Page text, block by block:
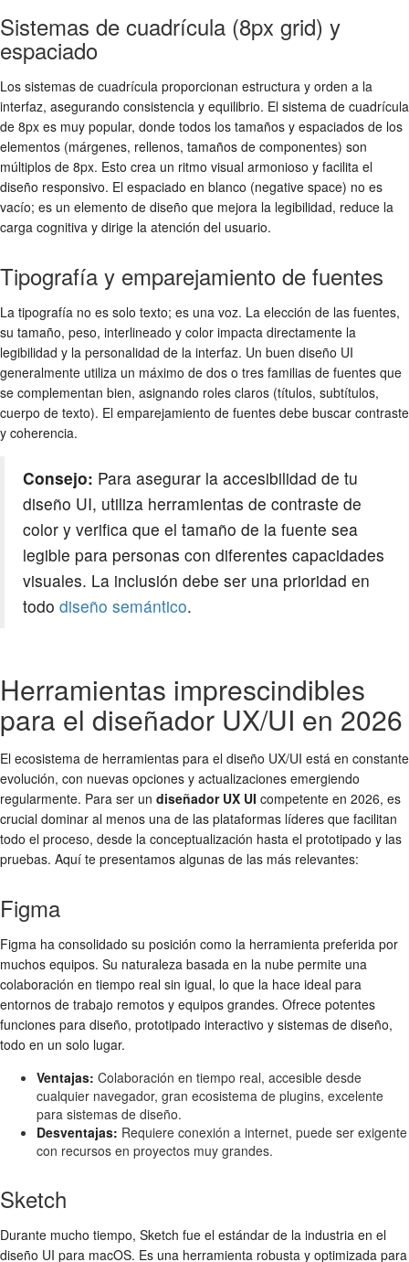
Sistemas de cuadrícula (8px grid) y
espaciado
Los sistemas de cuadrícula proporcionan estructura y orden a la
interfaz, asegurando consistencia y equilibrio. El sistema de cuadrícula
de 8px es muy popular, donde todos los tamaños y espaciados de los
elementos (márgenes, rellenos, tamaños de componentes) son
múltiplos de 8px. Esto crea un ritmo visual armonioso y facilita el
diseño responsivo. El espaciado en blanco (negative space) no es
vacío; es un elemento de diseño que mejora la legibilidad, reduce la
carga cognitiva y dirige la atención del usuario.
Tipografía y emparejamiento de fuentes
La tipografía no es solo texto; es una voz. La elección de las fuentes,
su tamaño, peso, interlineado y color impacta directamente la
legibilidad y la personalidad de la interfaz. Un buen diseño UI
generalmente utiliza un máximo de dos o tres familias de fuentes que
se complementan bien, asignando roles claros (títulos, subtítulos,
cuerpo de texto). El emparejamiento de fuentes debe buscar contraste
y coherencia.
Consejo: Para asegurar la accesibilidad de tu
diseño UI, utiliza herramientas de contraste de
color y verifica que el tamaño de la fuente sea
legible para personas con diferentes capacidades
visuales. La inclusión debe ser una prioridad en
todo diseño semántico.
Herramientas imprescindibles
para el diseñador UX/UI en 2026
El ecosistema de herramientas para el diseño UX/UI está en constante
evolución, con nuevas opciones y actualizaciones emergiendo
regularmente. Para ser un diseñador UX UI competente en 2026, es
crucial dominar al menos una de las plataformas líderes que facilitan
todo el proceso, desde la conceptualización hasta el prototipado y las
pruebas. Aquí te presentamos algunas de las más relevantes:
Figma
Figma ha consolidado su posición como la herramienta preferida por
muchos equipos. Su naturaleza basada en la nube permite una
colaboración en tiempo real sin igual, lo que la hace ideal para
entornos de trabajo remotos y equipos grandes. Ofrece potentes
funciones para diseño, prototipado interactivo y sistemas de diseño,
todo en un solo lugar.
Ventajas: Colaboración en tiempo real, accesible desde
cualquier navegador, gran ecosistema de plugins, excelente
para sistemas de diseño.
Desventajas: Requiere conexión a internet, puede ser exigente
con recursos en proyectos muy grandes.
Sketch
Durante mucho tiempo, Sketch fue el estándar de la industria en el
diseño UI para macOS. Es una herramienta robusta y optimizada para